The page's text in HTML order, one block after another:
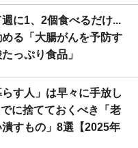
に1、2個食べるだけ...
る「大腸がんを予防す
っぷり食品」
らす人」は早々に手放し
に捨てておくべき「老
すもの」8選【2025年